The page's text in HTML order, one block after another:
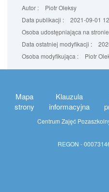
Autor :
Piotr Oleksy
Data publikacji :
2021-09-01
Osoba udostępniająca na
Data ostatniej modyfikacji :
Osoba modyfikująca :
Piotr
Mapa
strony
Klauzula
informacyjna
Centrum Zajęć
REGON -